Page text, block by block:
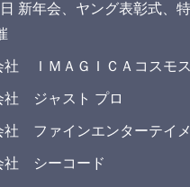
新年会、ヤング表彰式、
社 ＩＭＡＧＩＣＡコスモ
社 ジャスト プロ
社 ファインエンターテイ
社 シーコード